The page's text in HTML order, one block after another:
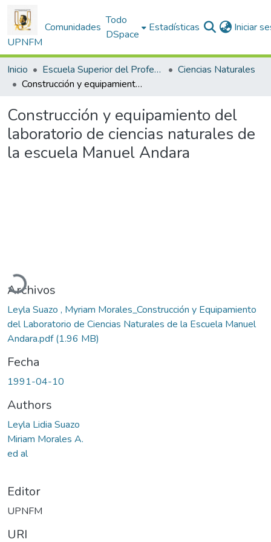
UPNFM
Comunidades
Todo
DSpace
Estadísticas Iniciar
Inicio Escuela Superior del Profesorado
Ciencias Naturales
Construcción y equipamiento del laboratorio de ciencias naturales de la escuela Manuel Andara
Construcción y equipamiento del
laboratorio de ciencias naturales de
la escuela Manuel Andara
Archivos
Leyla Suazo , Myriam Morales_Construcción y Equipamiento
del Laboratorio de Ciencias Naturales de la Escuela Manuel
Andara.pdf(1.96 MB)
Fecha
1991-04-10
Authors
Leyla Lidia Suazo
Miriam Morales A.
ed al
Editor
UPNFM
URI